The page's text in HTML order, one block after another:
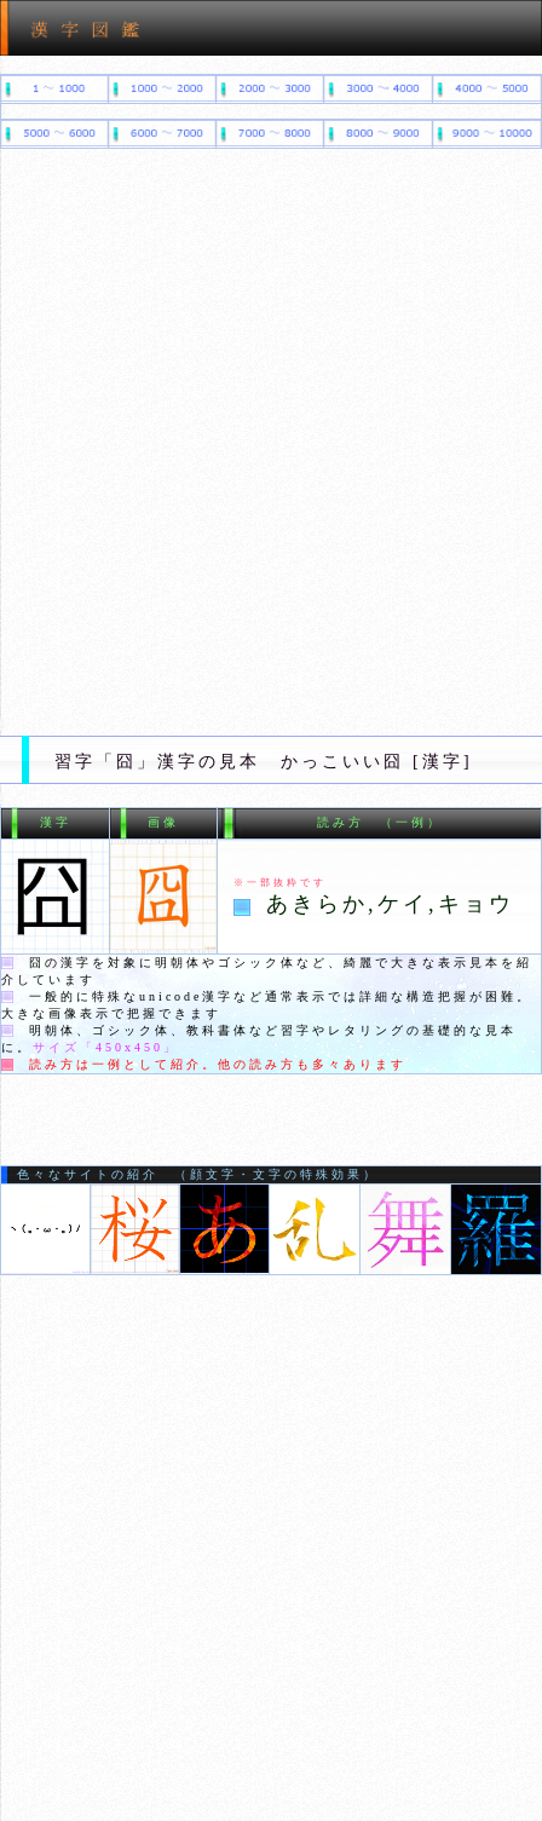
習字「囧」漢字の見本 かっこいい囧 [漢字]
漢字 画像 読み方 （一例）
囧 ※一部抜粋です
あきらか,ケイ,キョウ
囧 の漢字を対象に明朝体やゴシック体など、綺麗で大きな表示見本を紹
介しています
一般的に特殊なunicode漢字など通常表示では詳細な構造把握が困難。
大きな画像表示で把握できます
明朝体、ゴシック体、教科書体など習字やレタリングの基礎的な見本
に。 サイズ「 450x450 」
読み方は一例として紹介。他の読み方も多々あります
色々なサイトの紹介 （顔文字・文字の特殊効果）